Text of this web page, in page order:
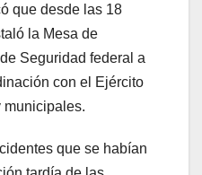
que desde las 18
la Mesa de
Seguridad federal a
con el Ejército
municipales.
que se habían